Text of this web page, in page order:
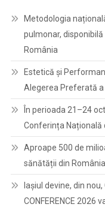
Metodologia
pulmonar,
România
Estetică și
Alegerea Preferată
În perioada 21–24
Conferința Națională
Aproape 500 de
sănătății din
Iașiul devine, din
CONFERENCE 2026